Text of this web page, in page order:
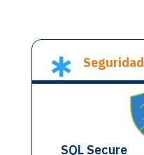
 Seguridad
SQL Secure